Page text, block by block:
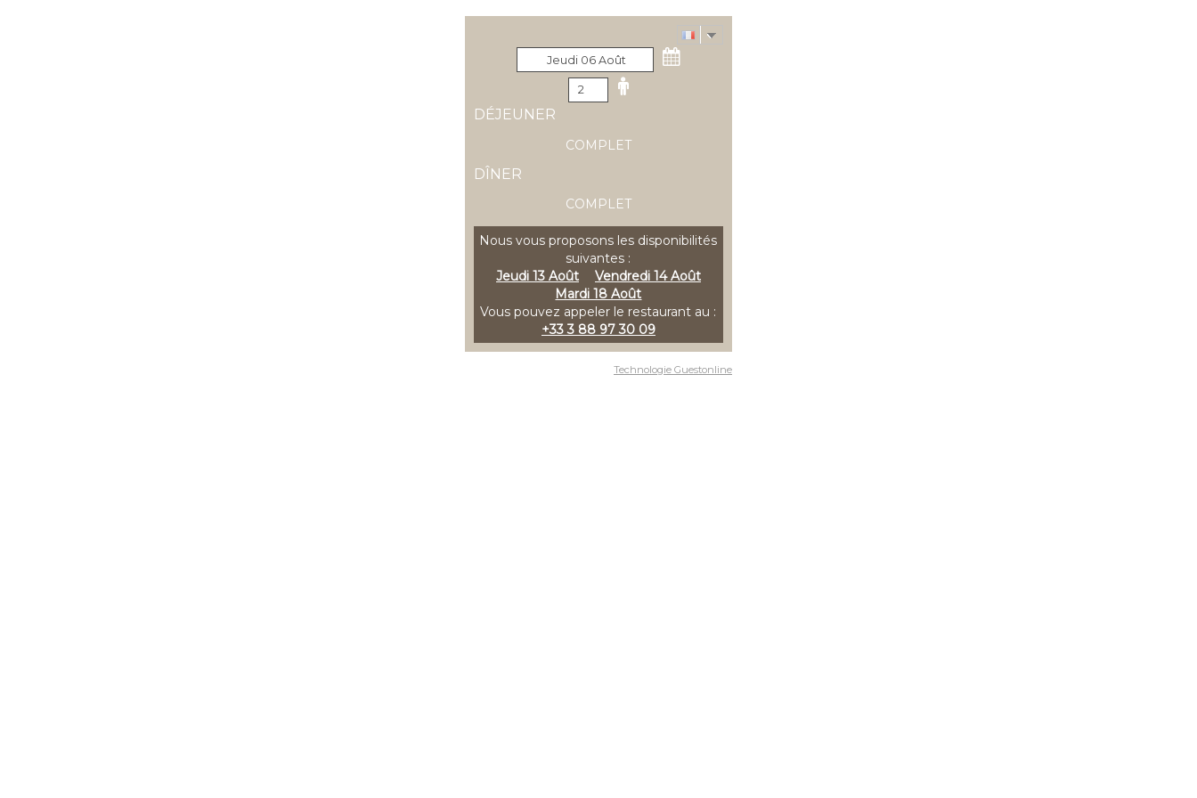
DÉJEUNER
COMPLET
DÎNER
COMPLET
Nous vous proposons les disponibilités
suivantes :
Jeudi 13 Août
Vendredi 14 Août
Mardi 18 Août
Vous pouvez appeler le restaurant au :
+33 3 88 97 30 09
Technologie Guestonline